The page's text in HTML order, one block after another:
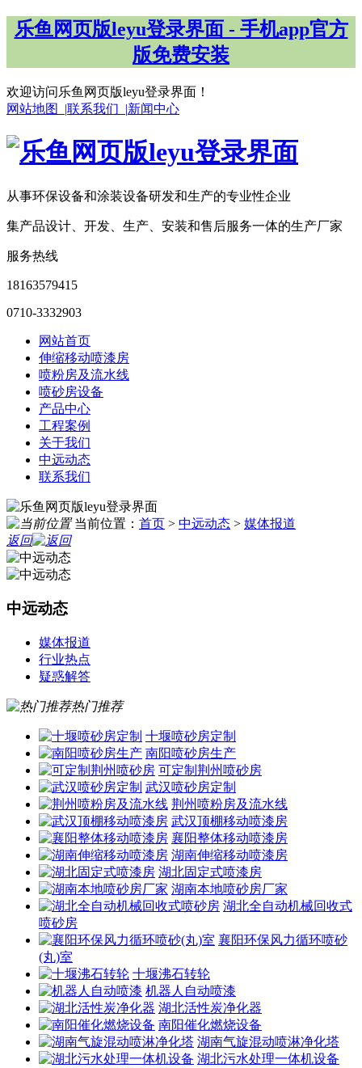
乐鱼网页版leyu登录界面 - 手机app官方
版免费安装
欢迎访问乐鱼网页版leyu登录界面！
网站地图 |联系我们 |新闻中心
从事环保设备和涂装设备研发和生产的专业性企业
集产品设计、开发、生产、安装和售后服务一体的生产厂家
服务热线
18163579415
0710-3332903
网站首页
伸缩移动喷漆房
喷粉房及流水线
喷砂房设备
产品中心
工程案例
关于我们
中远动态
联系我们
当前位置： 首页 > 中远动态 > 媒体报道
返回
中远动态
媒体报道
行业热点
疑惑解答
热门推荐
十堰喷砂房定制
南阳喷砂房生产
可定制荆州喷砂房
武汉喷砂房定制
荆州喷粉房及流水线
武汉顶棚移动喷漆房
襄阳整体移动喷漆房
湖南伸缩移动喷漆房
湖北固定式喷漆房
湖南本地喷砂房厂家
湖北全自动机械回收式
喷砂房
襄阳环保风力循环喷砂
(丸)室
十堰沸石转轮
机器人自动喷漆
湖北活性炭净化器
南阳催化燃烧设备
湖南气旋混动喷淋净化塔
湖北污水处理一体机设备